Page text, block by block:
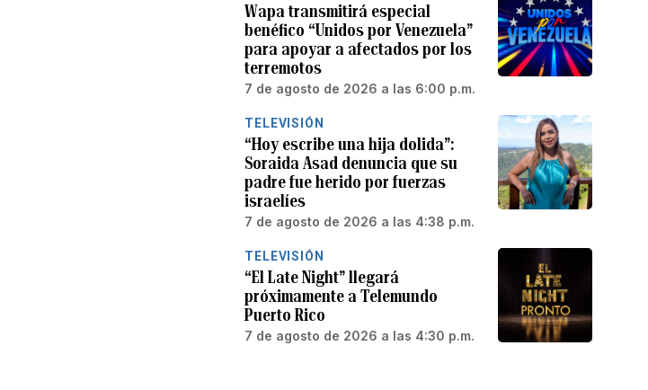
Wapa transmitirá especial
benéfico “Unidos por Venezuela”
para apoyar a afectados por los
terremotos
7 de agosto de 2026 a las 6:00 p.m.
TELEVISIÓN
“Hoy escribe una hija dolida”:
Soraida Asad denuncia que su
padre fue herido por fuerzas
israelíes
7 de agosto de 2026 a las 4:38 p.m.
TELEVISIÓN
“El Late Night” llegará
próximamente a Telemundo
Puerto Rico
7 de agosto de 2026 a las 4:30 p.m.